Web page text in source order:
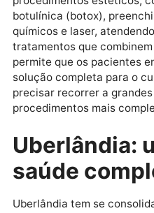
A pele é o maior órgão
cuidados especiais, e é
osdermatologistas em
As clínicas
vasta gama de
preventivos até
fundamental para
prevenir e tratar
psoríase e até mesmo
Além dos tratamentos